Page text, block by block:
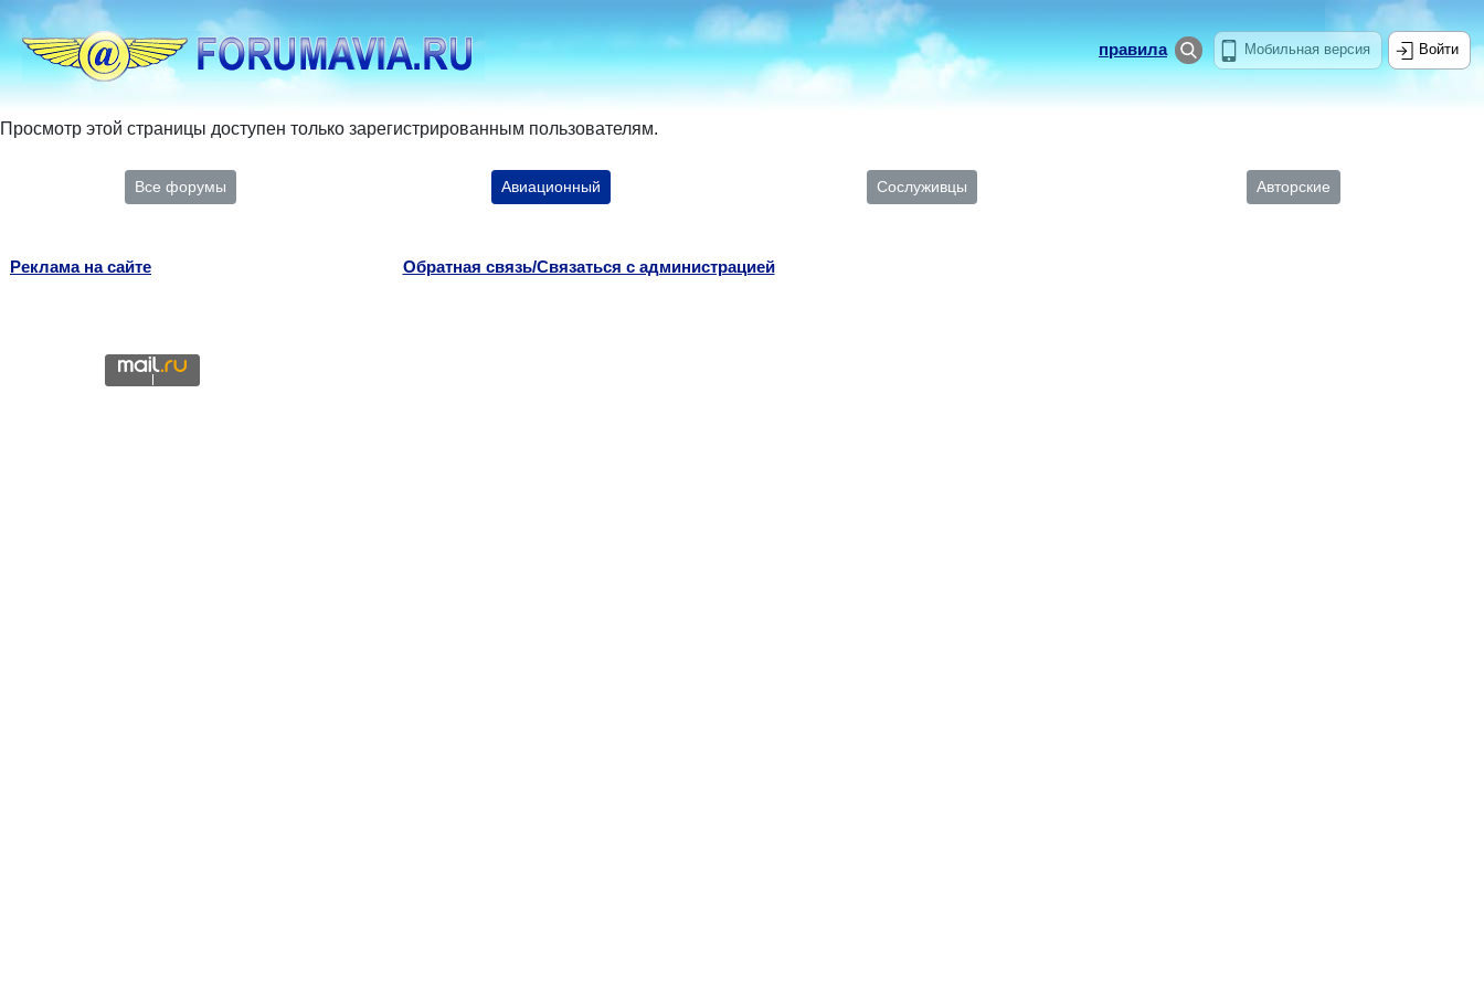
Мобильная версия
правила Войти
Просмотр этой страницы доступен только зарегистрированным пользователям.
Все форумы Авиационный Сослуживцы Авторские
Реклама на сайте Обратная связь/Связаться с администрацией